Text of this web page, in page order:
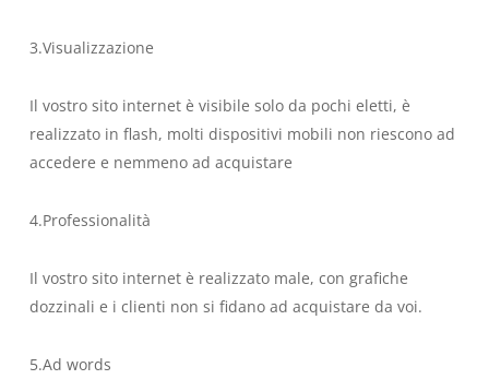
3.Visualizzazione
Il vostro sito internet è visibile solo da pochi eletti, è
realizzato in flash, molti dispositivi mobili non riescono ad
accedere e nemmeno ad acquistare
4.Professionalità
Il vostro sito internet è realizzato male, con grafiche
dozzinali e i clienti non si fidano ad acquistare da voi.
5.Ad words